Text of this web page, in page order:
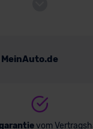
in Kürze
vom